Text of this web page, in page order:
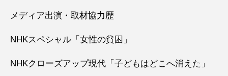
メディア出演・取材協力歴
NHKスペシャル「女性の貧困」
NHKクローズアップ現代「子どもはどこへ消えた」